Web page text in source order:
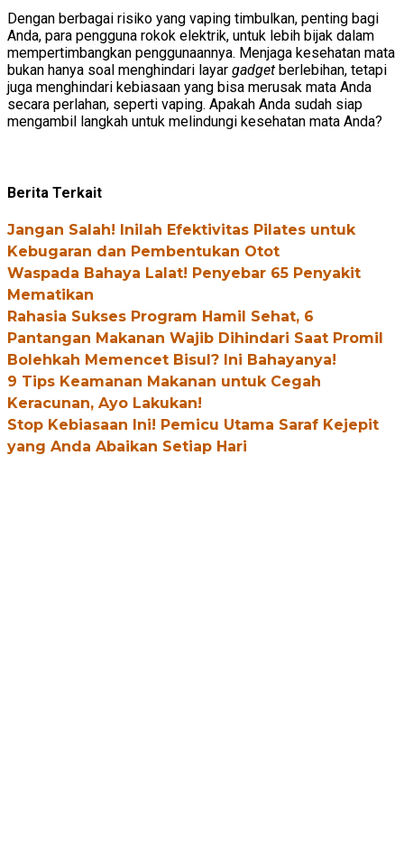
Dengan berbagai risiko yang vaping timbulkan, penting bagi
Anda, para pengguna rokok elektrik, untuk lebih bijak dalam
mempertimbangkan penggunaannya. Menjaga kesehatan mata
bukan hanya soal menghindari layar gadget berlebihan, tetapi
juga menghindari kebiasaan yang bisa merusak mata Anda
secara perlahan, seperti vaping. Apakah Anda sudah siap
mengambil langkah untuk melindungi kesehatan mata Anda?
Berita Terkait
Jangan Salah! Inilah Efektivitas Pilates untuk
Kebugaran dan Pembentukan Otot
Waspada Bahaya Lalat! Penyebar 65 Penyakit
Mematikan
Rahasia Sukses Program Hamil Sehat, 6
Pantangan Makanan Wajib Dihindari Saat Promil
Bolehkah Memencet Bisul? Ini Bahayanya!
9 Tips Keamanan Makanan untuk Cegah
Keracunan, Ayo Lakukan!
Stop Kebiasaan Ini! Pemicu Utama Saraf Kejepit
yang Anda Abaikan Setiap Hari